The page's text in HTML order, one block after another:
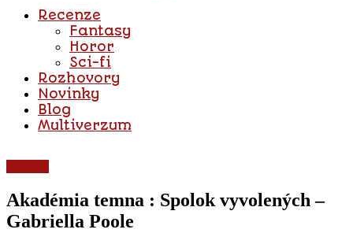
Recenze
Fantasy
Horor
Sci-fi
Rozhovory
Novinky
Blog
Multiverzum
Akadémia temna : Spolok vyvolených –
Gabriella Poole